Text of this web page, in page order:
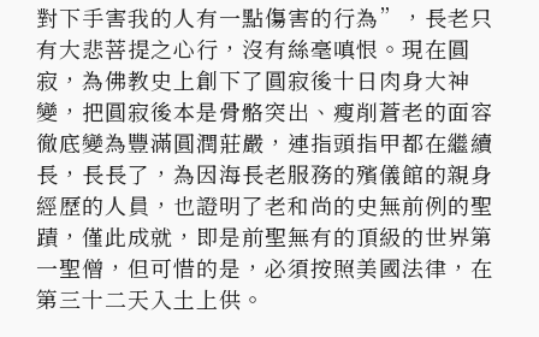
對下手害我的人有一點傷害的行為”，長老只
有大悲菩提之心行，沒有絲毫嗔恨。現在圓
寂，為佛教史上創下了圓寂後十日肉身大神
變，把圓寂後本是骨骼突出、瘦削蒼老的面容
徹底變為豐滿圓潤莊嚴，連指頭指甲都在繼續
長，長長了，為因海長老服務的殯儀館的親身
經歷的人員，也證明了老和尚的史無前例的聖
蹟，僅此成就，即是前聖無有的頂級的世界第
一聖僧，但可惜的是，必須按照美國法律，在
第三十二天入土上供。